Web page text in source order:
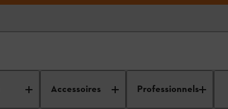
Accessoires Professionnels